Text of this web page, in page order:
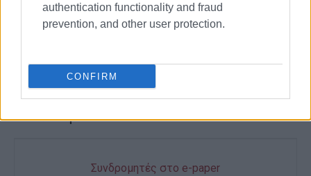
authentication functionality and fraud
prevention, and other user protection.
CONFIRM
Ακολουθήστε το enimerosi στοFacebook
Συνδρομητές στο e-paper